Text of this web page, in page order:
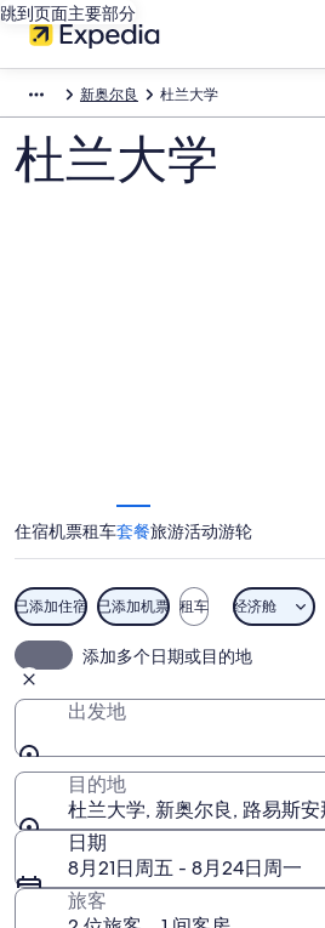
跳到页面主要部分
新奥尔良 杜兰大学
杜兰大学
图
片
住宿机票租车套餐旅游活动游轮
已添加住宿 已添加机票 租车 经济舱
添加多个日期或目的地
出发地
目的地
杜兰大学, 新奥尔良, 路易斯安
日期
8月21日周五 - 8月24日周一
旅客